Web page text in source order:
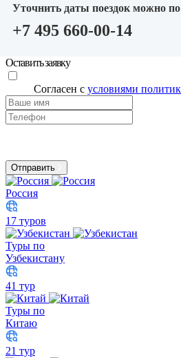
Уточнить даты поездок можно
+7 495 660-00-14
Оставить заявку
Согласен с условиями
Отправить
Россия
17 туров
Туры по
Узбекистану
41 тур
Туры по
Китаю
21 тур